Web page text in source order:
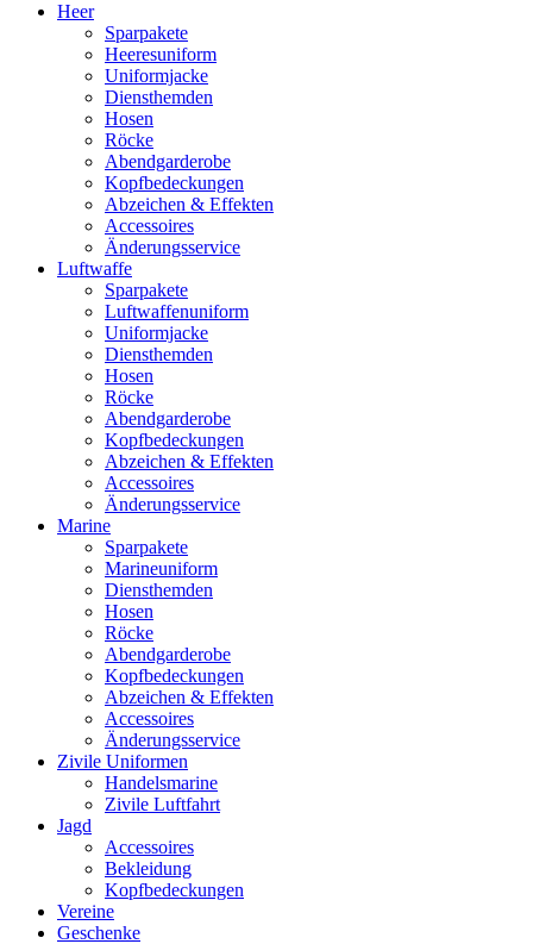
Heer
Sparpakete
Heeresuniform
Uniformjacke
Diensthemden
Hosen
Röcke
Abendgarderobe
Kopfbedeckungen
Abzeichen & Effekten
Accessoires
Änderungsservice
Luftwaffe
Sparpakete
Luftwaffenuniform
Uniformjacke
Diensthemden
Hosen
Röcke
Abendgarderobe
Kopfbedeckungen
Abzeichen & Effekten
Accessoires
Änderungsservice
Marine
Sparpakete
Marineuniform
Diensthemden
Hosen
Röcke
Abendgarderobe
Kopfbedeckungen
Abzeichen & Effekten
Accessoires
Änderungsservice
Zivile Uniformen
Handelsmarine
Zivile Luftfahrt
Jagd
Accessoires
Bekleidung
Kopfbedeckungen
Vereine
Geschenke